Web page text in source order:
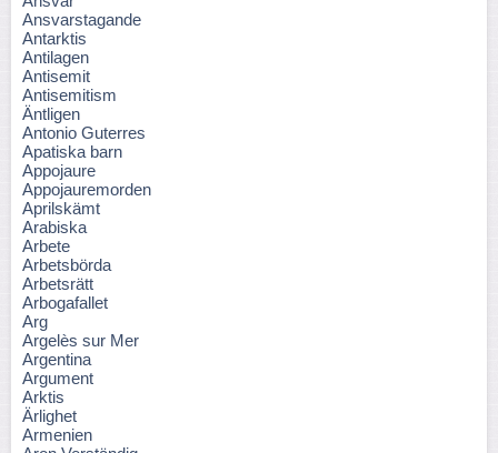
Ansvarstagande
Antarktis
Antilagen
Antisemit
Antisemitism
Äntligen
Antonio Guterres
Apatiska barn
Appojaure
Appojauremorden
Aprilskämt
Arabiska
Arbete
Arbetsbörda
Arbetsrätt
Arbogafallet
Arg
Argelès sur Mer
Argentina
Argument
Arktis
Ärlighet
Armenien